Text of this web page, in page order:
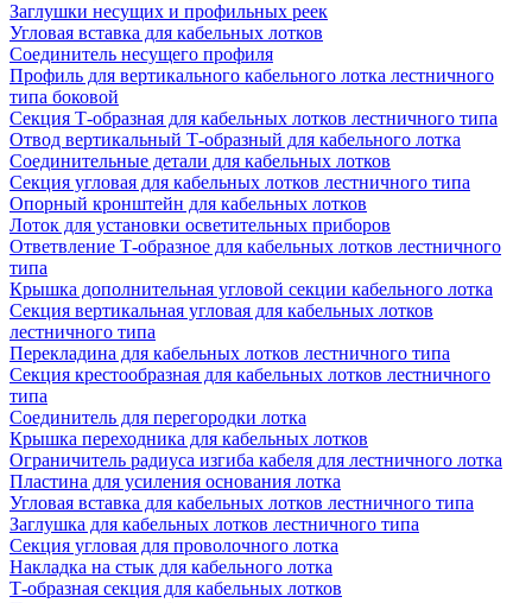
Заглушки несущих и профильных реек
Угловая вставка для кабельных лотков
Соединитель несущего профиля
Профиль для вертикального кабельного лотка лестничного
типа боковой
Секция Т-образная для кабельных лотков лестничного типа
Отвод вертикальный Т-образный для кабельного лотка
Соединительные детали для кабельных лотков
Секция угловая для кабельных лотков лестничного типа
Опорный кронштейн для кабельных лотков
Лоток для установки осветительных приборов
Ответвление Т-образное для кабельных лотков лестничного
типа
Крышка дополнительная угловой секции кабельного лотка
Секция вертикальная угловая для кабельных лотков
лестничного типа
Перекладина для кабельных лотков лестничного типа
Секция крестообразная для кабельных лотков лестничного
типа
Соединитель для перегородки лотка
Крышка переходника для кабельных лотков
Ограничитель радиуса изгиба кабеля для лестничного лотка
Пластина для усиления основания лотка
Угловая вставка для кабельных лотков лестничного типа
Заглушка для кабельных лотков лестничного типа
Секция угловая для проволочного лотка
Накладка на стык для кабельного лотка
Т-образная секция для кабельных лотков